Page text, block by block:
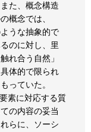
た、概念構造
概念では、
うな抽象的で
のに対し、里
れ合う自然」
体的で限られ
っていた。
素に対応する質
の内容の妥当
らに、ソーシ